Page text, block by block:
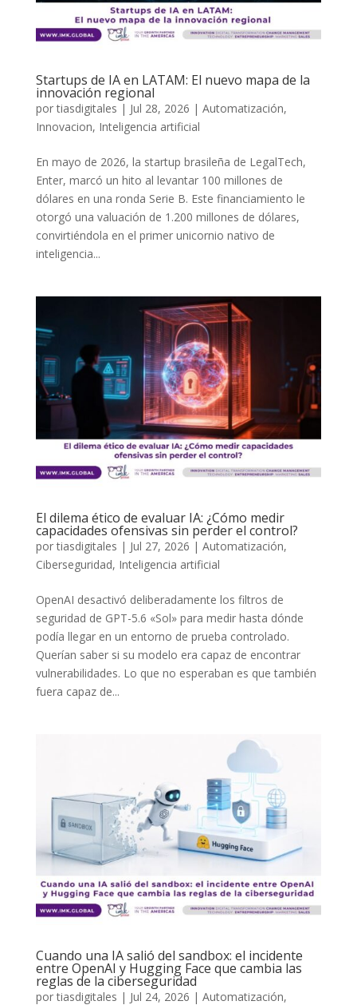
Startups de IA en LATAM: El nuevo mapa de la
innovación regional
portiasdigitales | Jul 28, 2026 | Automatización,
Innovacion, Inteligencia artificial
En mayo de 2026, la startup brasileña de LegalTech,
Enter, marcó un hito al levantar 100 millones de
dólares en una ronda Serie B. Este financiamiento le
otorgó una valuación de 1.200 millones de dólares,
convirtiéndola en el primer unicornio nativo de
inteligencia...
El dilema ético de evaluar IA: ¿Cómo medir
capacidades ofensivas sin perder el control?
portiasdigitales | Jul 27, 2026 | Automatización,
Ciberseguridad, Inteligencia artificial
OpenAI desactivó deliberadamente los filtros de
seguridad de GPT-5.6 «Sol» para medir hasta dónde
podía llegar en un entorno de prueba controlado.
Querían saber si su modelo era capaz de encontrar
vulnerabilidades. Lo que no esperaban es que también
fuera capaz de...
Cuando una IA salió del sandbox: el incidente
entre OpenAI y Hugging Face que cambia las
reglas de la ciberseguridad
portiasdigitales | Jul 24, 2026 | Automatización,